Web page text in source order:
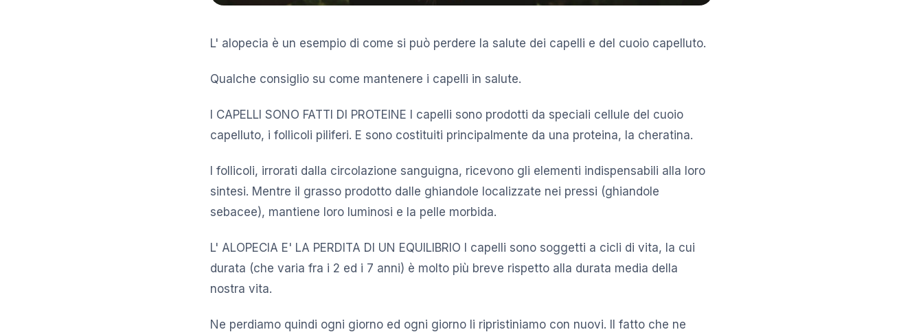
L' alopecia è un esempio di come si può perdere la salute dei capelli e del cuoio capelluto.
Qualche consiglio su come mantenere i capelli in salute.
I CAPELLI SONO FATTI DI PROTEINE I capelli sono prodotti da speciali cellule del cuoio
capelluto, i follicoli piliferi. E sono costituiti principalmente da una proteina, la cheratina.
I follicoli, irrorati dalla circolazione sanguigna, ricevono gli elementi indispensabili alla loro
sintesi. Mentre il grasso prodotto dalle ghiandole localizzate nei pressi (ghiandole
sebacee), mantiene loro luminosi e la pelle morbida.
L' ALOPECIA E' LA PERDITA DI UN EQUILIBRIO I capelli sono soggetti a cicli di vita, la cui
durata (che varia fra i 2 ed i 7 anni) è molto più breve rispetto alla durata media della
nostra vita.
Ne perdiamo quindi ogni giorno ed ogni giorno li ripristiniamo con nuovi. Il fatto che ne